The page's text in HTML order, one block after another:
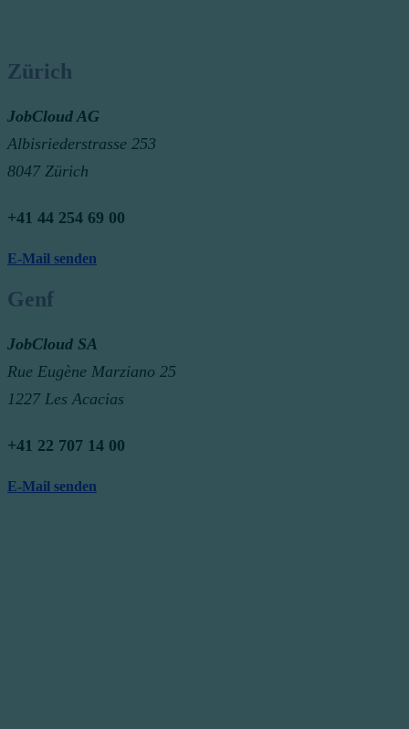
Zürich
JobCloud AG
Albisriederstrasse 253
8047 Zürich
+41 44 254 69 00
E-Mail senden
Genf
JobCloud SA
Rue Eugène Marziano 25
1227 Les Acacias
+41 22 707 14 00
E-Mail senden